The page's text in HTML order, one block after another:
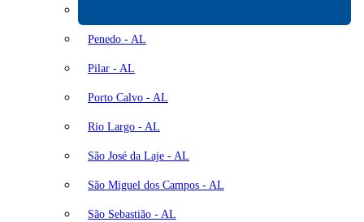
Penedo - AL
Pilar - AL
Porto Calvo - AL
Rio Largo - AL
São José da Laje - AL
São Miguel dos Campos - AL
São Sebastião - AL